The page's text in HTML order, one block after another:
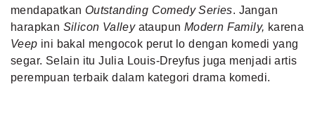
mendapatkan Outstanding Comedy Series. Jangan
harapkan Silicon Valley ataupun Modern Family, karena
Veep ini bakal mengocok perut lo dengan komedi yang
segar. Selain itu Julia Louis-Dreyfus juga menjadi artis
perempuan terbaik dalam kategori drama komedi.